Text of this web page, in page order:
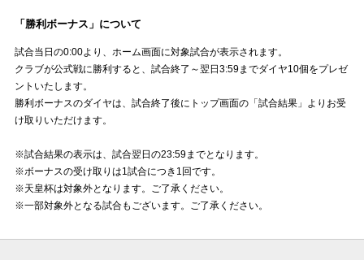
「勝利ボーナス」について
試合当日の0:00より、ホーム画面に対象試合が表示されます。
クラブが公式戦に勝利すると、試合終了～翌日3:59までダイヤ10個をプレゼ
ントいたします。
勝利ボーナスのダイヤは、試合終了後にトップ画面の「試合結果」よりお受
け取りいただけます。
※試合結果の表示は、試合翌日の23:59までとなります。
※ボーナスの受け取りは1試合につき1回です。
※天皇杯は対象外となります。ご了承ください。
※一部対象外となる試合もございます。ご了承ください。